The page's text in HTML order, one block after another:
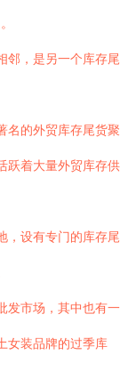
邻，是另一个库存尾
名的外贸库存尾货聚
跃着大量外贸库存供
，设有专门的库存尾
发市场，其中也有一
女装品牌的过季库